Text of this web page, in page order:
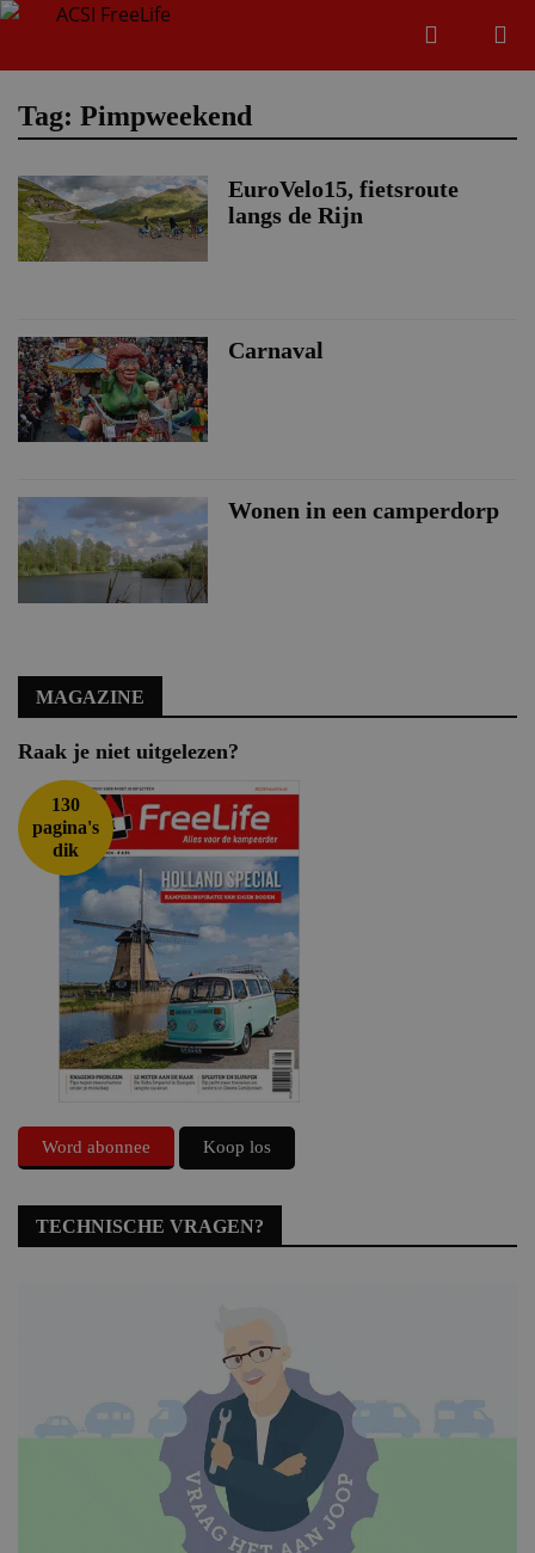
Zoeken
Tag: Pimpweekend
EuroVelo15, fietsroute
langs de Rijn
Carnaval
Wonen in een camperdorp
MAGAZINE
Raak je niet uitgelezen?
130
pagina's
dik
Word abonnee Koop los
TECHNISCHE VRAGEN?